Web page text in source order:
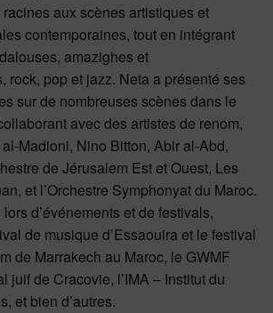
aux scènes artistiques et
contemporaines, tout en intégrant
amazighes et
rock, pop et jazz. Neta a présenté ses
sur de nombreuses scènes dans le
avec des artistes de renom,
Madioni, Nino Bitton, Abir al-Abd,
de Jérusalem Est et Ouest, Les
et l’Orchestre Symphonyat du Maroc.
d’événements et de festivals,
de musique d’Essaouira et le festival
de Marrakech au Maroc, le GWMF
juif de Cracovie, l’IMA – Institut du
et bien d’autres.